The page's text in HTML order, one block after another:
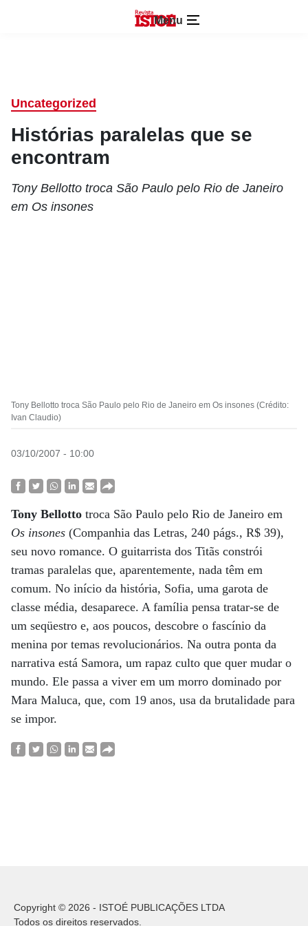
Menu
Uncategorized
Histórias paralelas que se
encontram
Tony Bellotto troca São Paulo pelo Rio de Janeiro
em Os insones
Tony Bellotto troca São Paulo pelo Rio de Janeiro em Os insones (Crédito:
Ivan Claudio)
03/10/2007 - 10:00
Tony Bellotto troca São Paulo pelo Rio de Janeiro em
Os insones (Companhia das Letras, 240 págs., R$ 39),
seu novo romance. O guitarrista dos Titãs constrói
tramas paralelas que, aparentemente, nada têm em
comum. No início da história, Sofia, uma garota de
classe média, desaparece. A família pensa tratar-se de
um seqüestro e, aos poucos, descobre o fascínio da
menina por temas revolucionários. Na outra ponta da
narrativa está Samora, um rapaz culto que quer mudar o
mundo. Ele passa a viver em um morro dominado por
Mara Maluca, que, com 19 anos, usa da brutalidade para
se impor.
Copyright © 2026 - ISTOÉ PUBLICAÇÕES LTDA
Todos os direitos reservados.